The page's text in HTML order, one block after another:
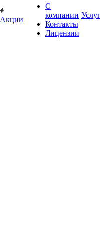
Акции
О
компании
Контакты
Лицензии